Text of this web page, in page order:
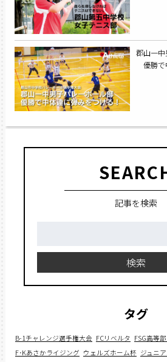
郡山一
優勝で
記事を検索
検索
タグ
B-1チャレンジ選手権大会 FCリベルタ FSG高等
F･Kあさかライジング ウェルズホーム杯 ジュニ